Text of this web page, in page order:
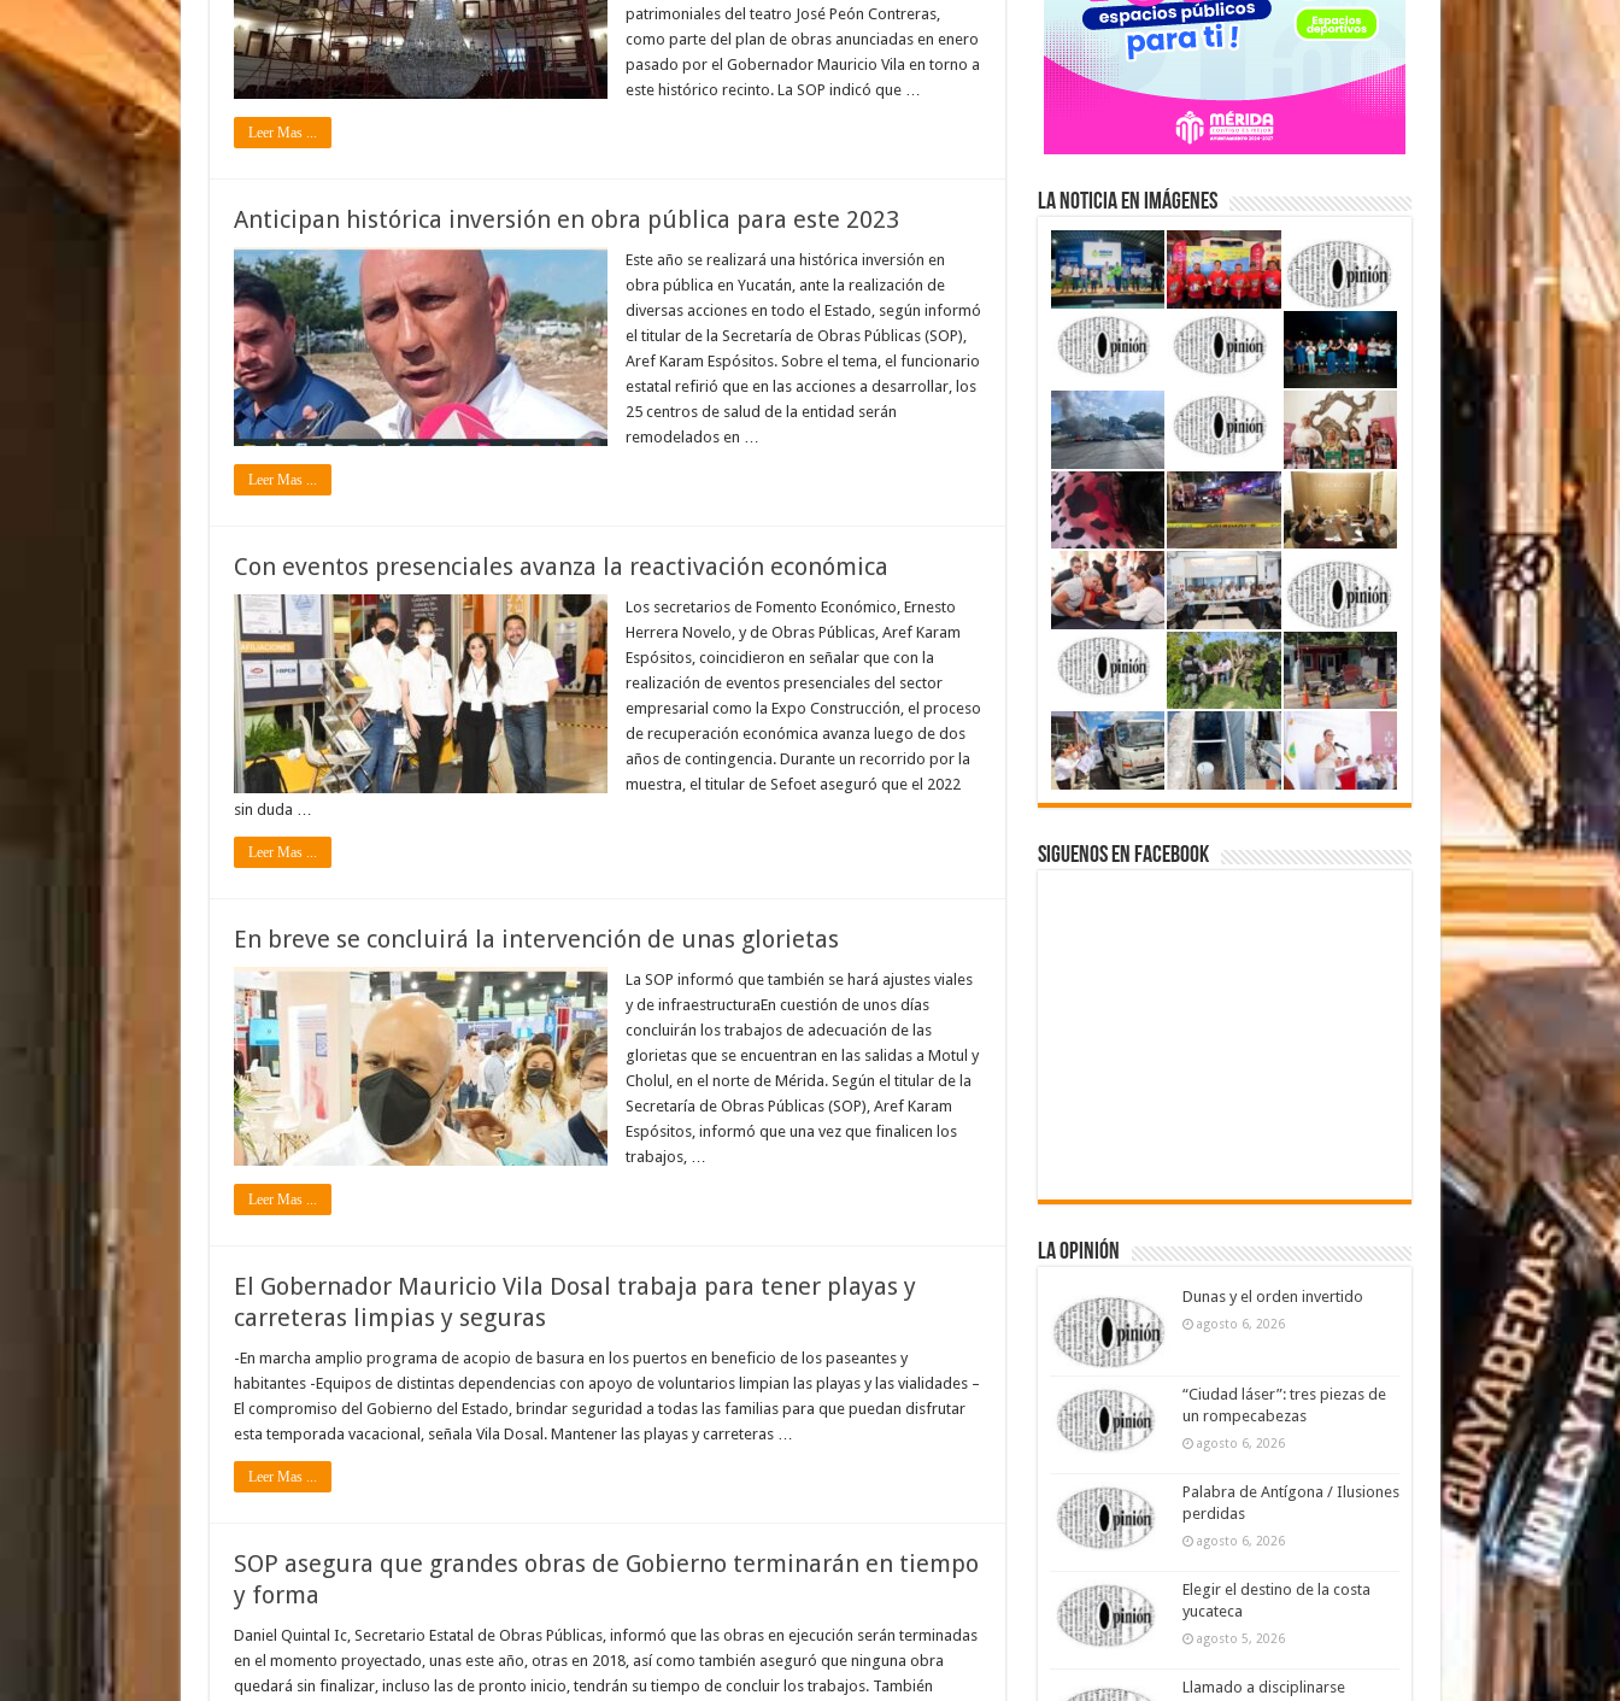
patrimoniales del teatro José Peón Contreras,
como parte del plan de obras anunciadas en enero
pasado por el Gobernador Mauricio Vila en torno a
este histórico recinto. La SOP indicó que …
Leer Mas ...
Anticipan histórica inversión en obra pública para este 2023
Este año se realizará una histórica inversión en
obra pública en Yucatán, ante la realización de
diversas acciones en todo el Estado, según informó
el titular de la Secretaría de Obras Públicas (SOP),
Aref Karam Espósitos. Sobre el tema, el funcionario
estatal refirió que en las acciones a desarrollar, los
25 centros de salud de la entidad serán
remodelados en …
Leer Mas ...
Con eventos presenciales avanza la reactivación económica
Los secretarios de Fomento Económico, Ernesto
Herrera Novelo, y de Obras Públicas, Aref Karam
Espósitos, coincidieron en señalar que con la
realización de eventos presenciales del sector
empresarial como la Expo Construcción, el proceso
de recuperación económica avanza luego de dos
años de contingencia. Durante un recorrido por la
muestra, el titular de Sefoet aseguró que el 2022
sin duda …
Leer Mas ...
En breve se concluirá la intervención de unas glorietas
La SOP informó que también se hará ajustes viales
y de infraestructuraEn cuestión de unos días
concluirán los trabajos de adecuación de las
glorietas que se encuentran en las salidas a Motul y
Cholul, en el norte de Mérida. Según el titular de la
Secretaría de Obras Públicas (SOP), Aref Karam
Espósitos, informó que una vez que finalicen los
trabajos, …
Leer Mas ...
El Gobernador Mauricio Vila Dosal trabaja para tener playas y
carreteras limpias y seguras
-En marcha amplio programa de acopio de basura en los puertos en beneficio de los paseantes y
habitantes -Equipos de distintas dependencias con apoyo de voluntarios limpian las playas y las vialidades –
El compromiso del Gobierno del Estado, brindar seguridad a todas las familias para que puedan disfrutar
esta temporada vacacional, señala Vila Dosal. Mantener las playas y carreteras …
Leer Mas ...
SOP asegura que grandes obras de Gobierno terminarán en tiempo
y forma
Daniel Quintal Ic, Secretario Estatal de Obras Públicas, informó que las obras en ejecución serán terminadas
en el momento proyectado, unas este año, otras en 2018, así como también aseguró que ninguna obra
quedará sin finalizar, incluso las de pronto inicio, tendrán su tiempo de concluir los trabajos. También
La Noticia en Imágenes
Siguenos en Facebook
La Opinión
Dunas y el orden invertido
agosto 6, 2026
“Ciudad láser”: tres piezas de
un rompecabezas
agosto 6, 2026
Palabra de Antígona / Ilusiones
perdidas
agosto 6, 2026
Elegir el destino de la costa
yucateca
agosto 5, 2026
Llamado a disciplinarse